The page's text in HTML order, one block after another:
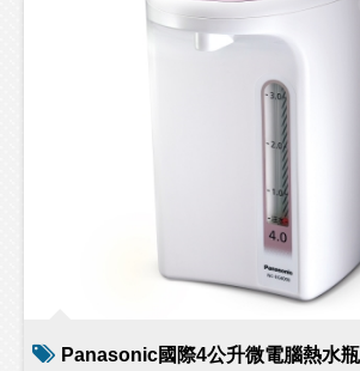
Panasonic國際4公升微電腦熱水